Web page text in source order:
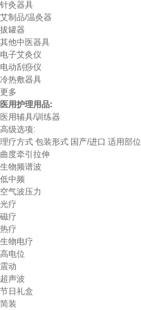
针灸器具
艾制品/温灸器
拔罐器
其他中医器具
电子艾灸仪
电动刮痧仪
冷热敷器具
更多
医用护理用品:
医用辅具/训练器
高级选项:
理疗方式 包装形式 国产/进口 适用部位
曲度牵引拉伸
生物频谱波
低中频
空气波压力
光疗
磁疗
热疗
生物电疗
高电位
震动
超声波
节日礼盒
简装